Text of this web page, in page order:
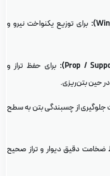
برای توزیع یکنواخت نیرو و
برای حفظ تراز و
حین بتن‌ریزی.
از چسبندگی بتن به سطح
دقیق دیوار و تراز صحیح